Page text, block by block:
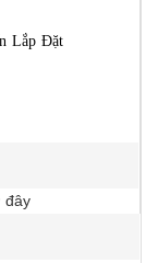
Lắp Đặt
đây